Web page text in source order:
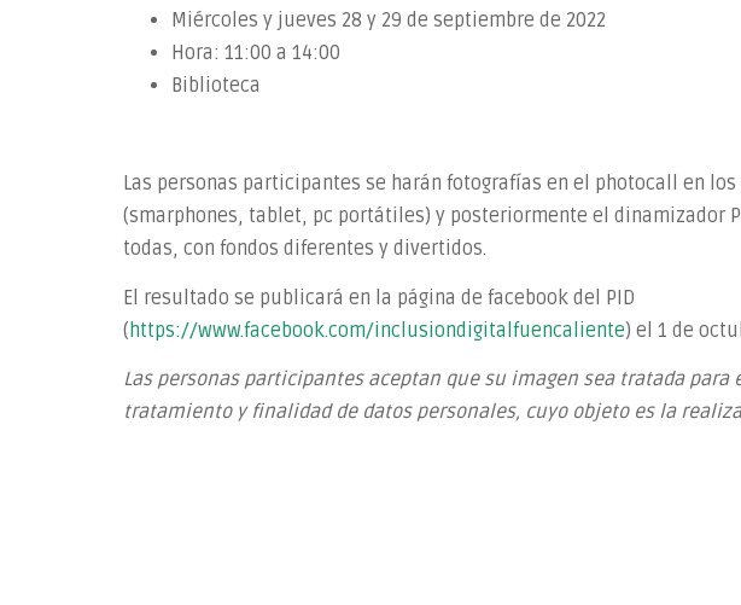
Miércoles y jueves 28 y 29 de septiembre de 2022
Hora: 11:00 a 14:00
Biblioteca
Las personas participantes se harán fotografías en el photocall en
(smarphones, tablet, pc portátiles) y posteriormente el dinamizador
todas, con fondos diferentes y divertidos.
El resultado se publicará en la página de facebook del PID
( https://www.facebook.com/inclusiondigitalfuencaliente) el 1 de
Las personas participantes aceptan que su imagen sea tratada
tratamiento y finalidad de datos personales, cuyo objeto es la